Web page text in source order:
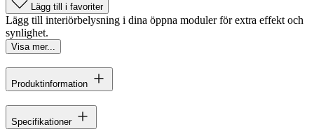
Lägg till i favoriter
Lägg till interiörbelysning i dina öppna moduler för extra effekt och
synlighet.
Visa mer...
Produktinformation
Specifikationer